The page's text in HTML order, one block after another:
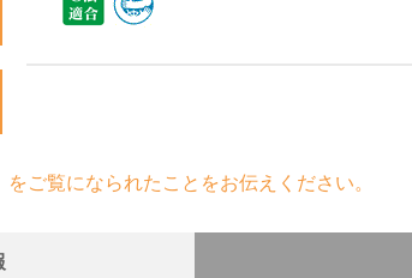
ご覧になられたことをお伝えください。